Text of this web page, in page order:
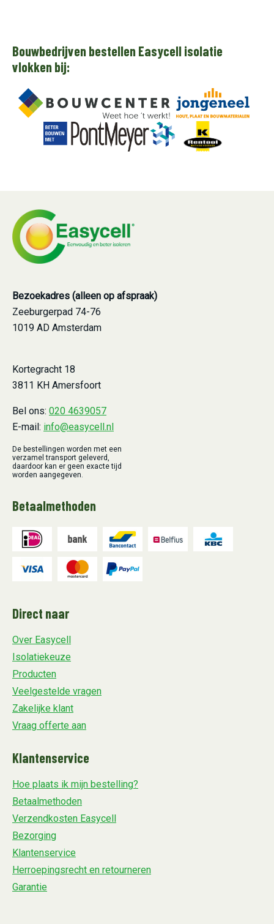
Bouwbedrijven bestellen Easycell isolatie
vlokken bij:
Bezoekadres (alleen op afspraak)
Zeeburgerpad 74-76
1019 AD Amsterdam
Kortegracht 18
3811 KH Amersfoort
Bel ons: 020 4639057
E-mail: info@easycell.nl
De bestellingen worden met een
verzamel transport geleverd,
daardoor kan er geen exacte tijd
worden aangegeven.
Betaalmethoden
Direct naar
Over Easycell
Isolatiekeuze
Producten
Veelgestelde vragen
Zakelijke klant
Vraag offerte aan
Klantenservice
Hoe plaats ik mijn bestelling?
Betaalmethoden
Verzendkosten Easycell
Bezorging
Klantenservice
Herroepingsrecht en retourneren
Garantie